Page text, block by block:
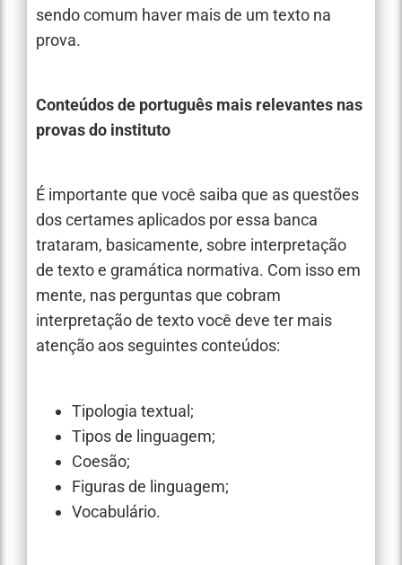
sendo comum haver mais de um texto na
prova.
Conteúdos de português mais relevantes nas
provas do instituto
É importante que você saiba que as questões
dos certames aplicados por essa banca
trataram, basicamente, sobre interpretação
de texto e gramática normativa. Com isso em
mente, nas perguntas que cobram
interpretação de texto você deve ter mais
atenção aos seguintes conteúdos:
Tipologia textual;
Tipos de linguagem;
Coesão;
Figuras de linguagem;
Vocabulário.